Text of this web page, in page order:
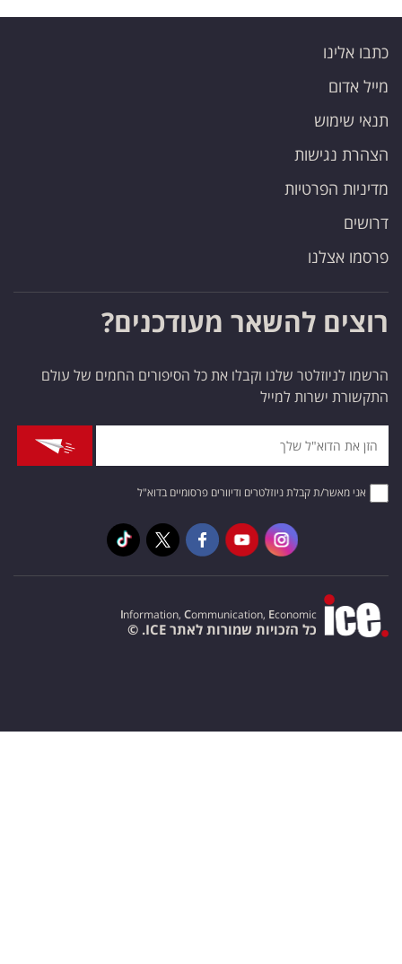
כתבו אלינו
מייל אדום
תנאי שימוש
הצהרת נגישות
מדיניות הפרטיות
דרושים
פרסמו אצלנו
רוצים להשאר מעודכנים?
הרשמו לניוזלטר שלנו וקבלו את כל הסיפורים החמים של עולם
התקשורת ישרות למייל
אני מאשר/ת קבלת ניוזלטרים ודיוורים פרסומיים בדוא"ל
Information, Communication, Economic
כל הזכויות שמורות לאתר ICE. ©